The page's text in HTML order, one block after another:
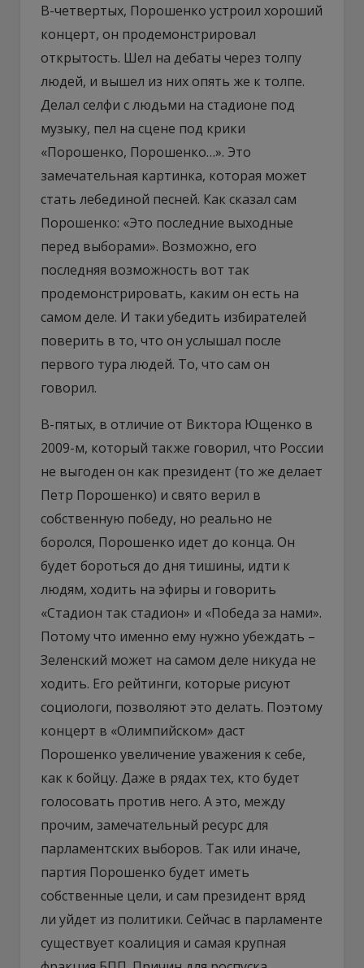
В-четвертых, Порошенко устроил хороший
концерт, он продемонстрировал
открытость. Шел на дебаты через толпу
людей, и вышел из них опять же к толпе.
Делал селфи с людьми на стадионе под
музыку, пел на сцене под крики
«Порошенко, Порошенко…». Это
замечательная картинка, которая может
стать лебединой песней. Как сказал сам
Порошенко: «Это последние выходные
перед выборами». Возможно, его
последняя возможность вот так
продемонстрировать, каким он есть на
самом деле. И таки убедить избирателей
поверить в то, что он услышал после
первого тура людей. То, что сам он
говорил.
В-пятых, в отличие от Виктора Ющенко в
2009-м, который также говорил, что России
не выгоден он как президент (то же делает
Петр Порошенко) и свято верил в
собственную победу, но реально не
боролся, Порошенко идет до конца. Он
будет бороться до дня тишины, идти к
людям, ходить на эфиры и говорить
«Стадион так стадион» и «Победа за нами».
Потому что именно ему нужно убеждать –
Зеленский может на самом деле никуда не
ходить. Его рейтинги, которые рисуют
социологи, позволяют это делать. Поэтому
концерт в «Олимпийском» даст
Порошенко увеличение уважения к себе,
как к бойцу. Даже в рядах тех, кто будет
голосовать против него. А это, между
прочим, замечательный ресурс для
парламентских выборов. Так или иначе,
партия Порошенко будет иметь
собственные цели, и сам президент вряд
ли уйдет из политики. Сейчас в парламенте
существует коалиция и самая крупная